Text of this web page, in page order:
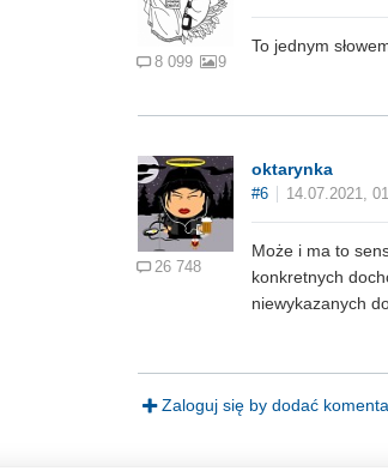
8 099 9
To jednym
26 748
oktarynka
#6 14.07.2021,
Może i ma to
konkretnych
niewykazanych
Zaloguj się by dodać